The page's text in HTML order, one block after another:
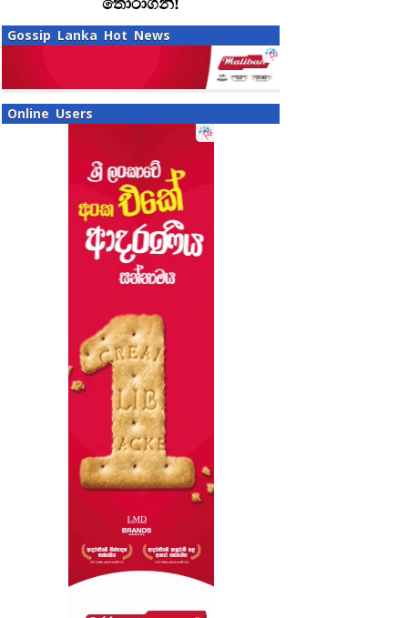
Gossip Lanka Hot News
Online Users